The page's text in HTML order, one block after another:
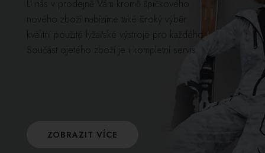
U nás v prodejně Vám kromě špičkového
nového zboží nabízíme také široký výběr
kvalitní použité lyžařské výstroje pro každého.
Součást ojetého zboží je i kompletní servis.
ZOBRAZIT VÍCE